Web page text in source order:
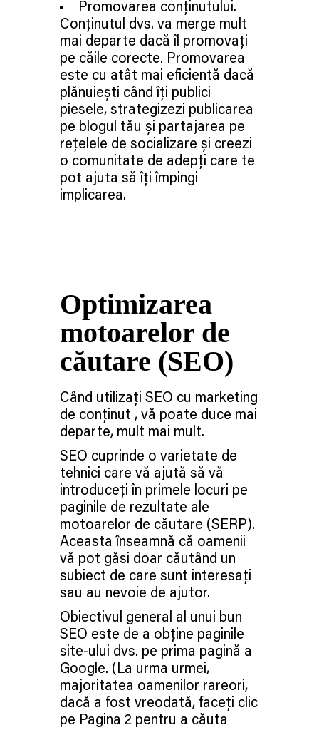
Promovarea conținutului.
Conținutul dvs. va merge mult
mai departe dacă îl promovați
pe căile corecte. Promovarea
este cu atât mai eficientă dacă
plănuiești când îți publici
piesele, strategizezi publicarea
pe blogul tău și partajarea pe
rețelele de socializare și creezi
o comunitate de adepți care te
pot ajuta să îți împingi
implicarea.
Optimizarea
motoarelor de
căutare (SEO)
Când utilizați SEO cu marketing
de conținut , vă poate duce mai
departe, mult mai mult.
SEO cuprinde o varietate de
tehnici care vă ajută să vă
introduceți în primele locuri pe
paginile de rezultate ale
motoarelor de căutare (SERP).
Aceasta înseamnă că oamenii
vă pot găsi doar căutând un
subiect de care sunt interesați
sau au nevoie de ajutor.
Obiectivul general al unui bun
SEO este de a obține paginile
site-ului dvs. pe prima pagină a
Google. (La urma urmei,
majoritatea oamenilor rareori,
dacă a fost vreodată, faceți clic
pe Pagina 2 pentru a căuta